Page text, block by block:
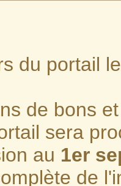
du portail
de bons
sera
au 1er
de